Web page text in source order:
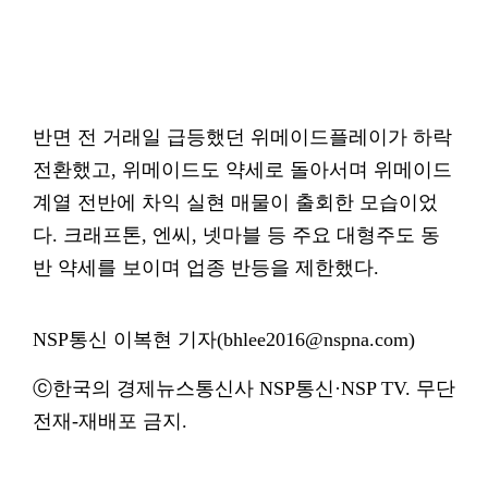
반면 전 거래일 급등했던 위메이드플레이가 하락
전환했고, 위메이드도 약세로 돌아서며 위메이드
계열 전반에 차익 실현 매물이 출회한 모습이었
다. 크래프톤, 엔씨, 넷마블 등 주요 대형주도 동
반 약세를 보이며 업종 반등을 제한했다.
NSP통신 이복현 기자(bhlee2016@nspna.com)
ⓒ한국의 경제뉴스통신사 NSP통신·NSP TV. 무단
전재-재배포 금지.